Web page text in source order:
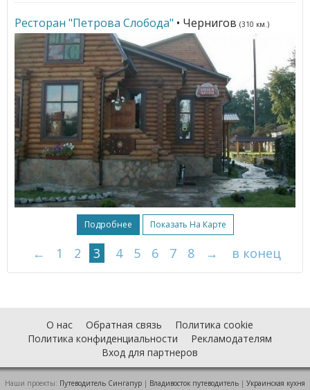
Ресторан "Петрова Слобода" • Чернигов (310 км.)
Подробнее Показать На Карте
← 1 2 3 4 5 6 7 8 → в конец
О нас Обратная связь
Политика cookie
Политика конфиденциальности
Рекламодателям
Вход для партнеров
Наши проекты: Путеводитель Сингапур | Владивосток путеводитель | Украинская кухня